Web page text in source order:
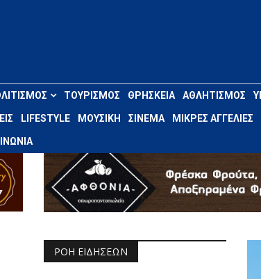
ΤΟΥΡΙΣΜΌΣ ΘΡΗΣΚΕΊΑ ΑΘΛΗΤΙΣΜΌΣ
LIFESTYLE ΜΟΥΣΙΚΉ ΣΙΝΕΜΆ ΜΙΚΡΈΣ ΑΓΓΕΛΊΕΣ
ΡΟΉ ΕΙΔΉΣΕΩΝ